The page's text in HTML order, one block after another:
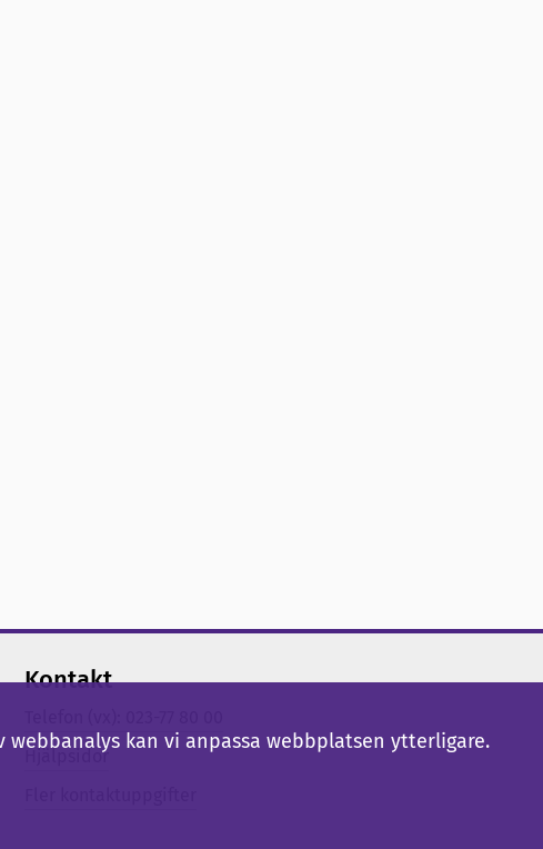
Kontakt
Hjälpsidor
kan vi anpassa webbplatsen ytterligare.